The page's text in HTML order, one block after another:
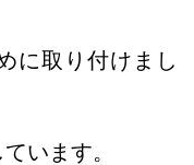
に取り付けまし
います。